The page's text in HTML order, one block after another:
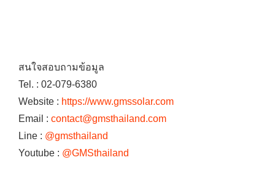
สนใจสอบถามข้อมูล
Tel. : 02-079-6380
Website : https://www.gmssolar.com
Email : contact@gmsthailand.com
Line : @gmsthailand
Youtube : @GMSthailand